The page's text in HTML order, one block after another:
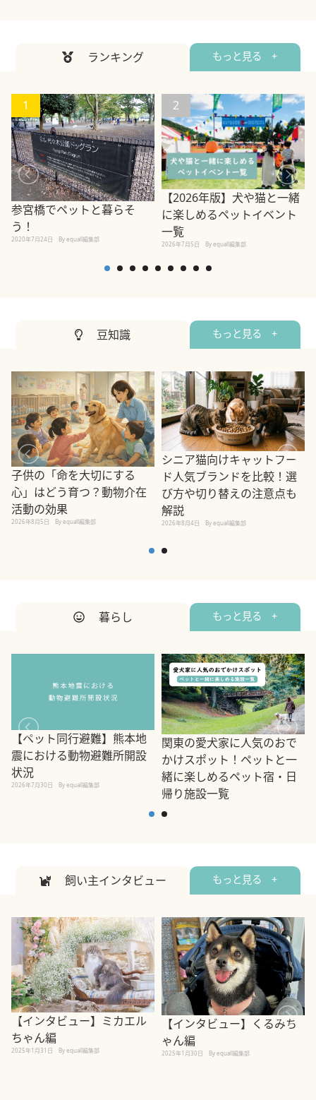
ランキング もっと見る +
1
参宮橋でペットと暮らそ
う！
2020年7月24日 By equall編集部
2
【2026年版】犬や猫と一緒
に楽しめるペットイベント
一覧
2026年7月5日 By equall編集部
豆知識 もっと見る +
子供の「命を大切にする
心」はどう育つ？動物介在
活動の効果
2026年8月5日 By equall編集部
シニア猫向けキャットフー
ド人気ブランドを比較！選
び方や切り替えの注意点も
解説
2026年8月4日 By equall編集部
暮らし もっと見る +
【ペット同行避難】熊本地
震における動物避難所開設
状況
2026年7月30日 By equall編集部
関東の愛犬家に人気のおで
かけスポット！ペットと一
緒に楽しめるペット宿・日
帰り施設一覧
飼い主インタビュー もっと見る +
【インタビュー】ミカエル
ちゃん編
2025年1月31日 By equall編集部
【インタビュー】くるみち
ゃん編
2025年1月30日 By equall編集部